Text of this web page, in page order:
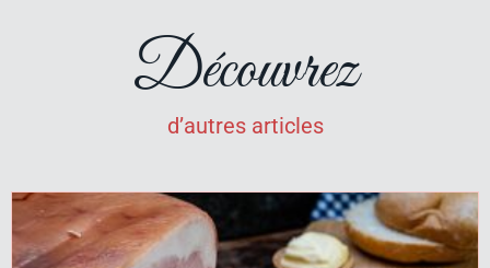
Découvrez
d’autres articles